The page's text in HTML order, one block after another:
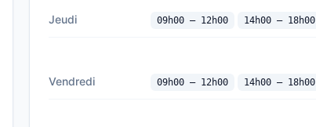
Jeudi 09h00 — 12h00 14h00 — 18h00
Vendredi 09h00 — 12h00 14h00 — 18h00